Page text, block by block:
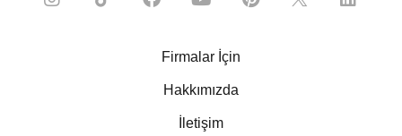
Firmalar İçin
Hakkımızda
İletişim